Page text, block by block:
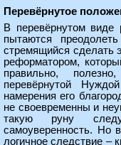
Перевёрнутое
В перевёрнутом виде
пытаются
стремящийся сделать
реформатором,
правильно,
перевёрнутой
намерения его
не своевременны и
такую руну
самоуверенность. Но
логичное следствие –